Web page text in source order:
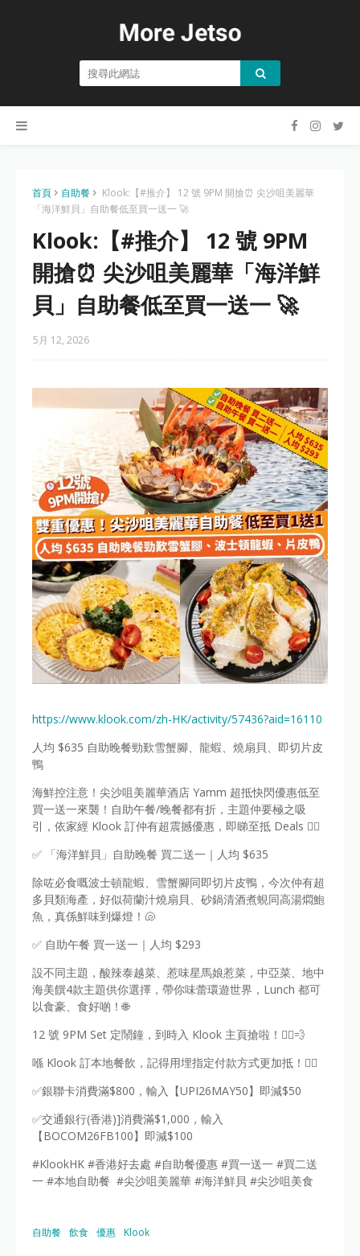
首頁 自助餐
Klook:【#推介】 12 號 9PM 開搶⏰ 尖沙咀美麗華
「海洋鮮貝」自助餐低至買一送一 🚀
Klook:【#推介】 12 號 9PM
開搶⏰ 尖沙咀美麗華「海洋鮮
貝」自助餐低至買一送一 🚀
5月 12, 2026
https://www.klook.com/zh-HK/activity/57436?aid=16110
人均 $635 自助晚餐勁歎雪蟹腳、龍蝦、燒扇貝、即切片皮
鴨
海鮮控注意！尖沙咀美麗華酒店 Yamm 超抵快閃優惠低至
買一送一來襲！自助午餐/晚餐都有折，主題仲要極之吸
引，依家經 Klook 訂仲有超震撼優惠，即睇至抵 Deals 👇🏻
✅ 「海洋鮮貝」自助晚餐 買二送一｜人均 $635
除咗必食嘅波士頓龍蝦、雪蟹腳同即切片皮鴨，今次仲有超
多貝類海產，好似荷蘭汁燒扇貝、砂鍋清酒煮蜆同高湯燜鮑
魚，真係鮮味到爆燈！🐚
✅ 自助午餐 買一送一｜人均 $293
設不同主題，酸辣泰越菜、惹味星馬娘惹菜，中亞菜、地中
海美饌4款主題供你選擇，帶你味蕾環遊世界，Lunch 都可
以食豪、食好啲！🌐
12 號 9PM Set 定鬧鐘，到時入 Klook 主頁搶啦！🏃‍♂️💨
喺 Klook 訂本地餐飲，記得用埋指定付款方式更加抵！👇🏼
✅銀聯卡消費滿$800，輸入【UPI26MAY50】即減$50
✅交通銀行(香港)]消費滿$1,000，輸入
【BOCOM26FB100】即減$100
#KlookHK #香港好去處 #自助餐優惠 #買一送一 #買二送
一 #本地自助餐 #尖沙咀美麗華 #海洋鮮貝 #尖沙咀美食
自助餐 飲食 優惠 Klook